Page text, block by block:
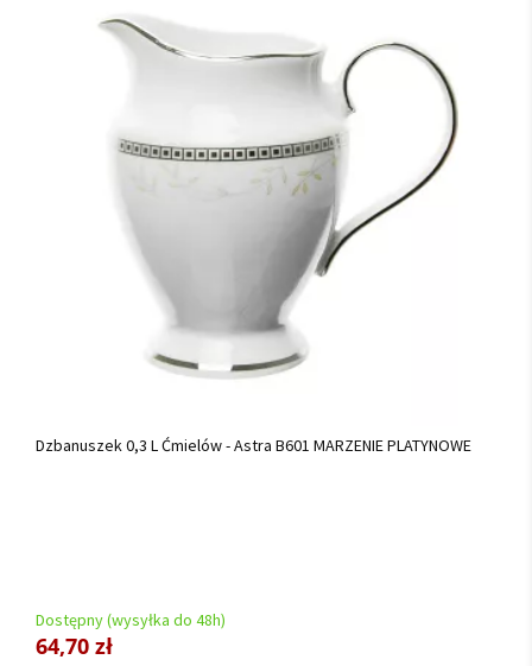
Dzbanuszek 0,3 L Ćmielów - Astra B601 MARZENIE PLATYNOWE
Dostępny (wysyłka do 48h)
64,70 zł